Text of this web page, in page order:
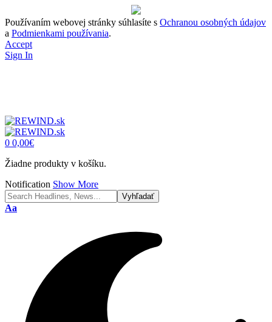
Používaním webovej stránky súhlasíte s Ochranou osobných údajov
a Podmienkami používania.
Accept
Sign In
0 0,00€
Žiadne produkty v košíku.
Notification Show More
Font
Aa